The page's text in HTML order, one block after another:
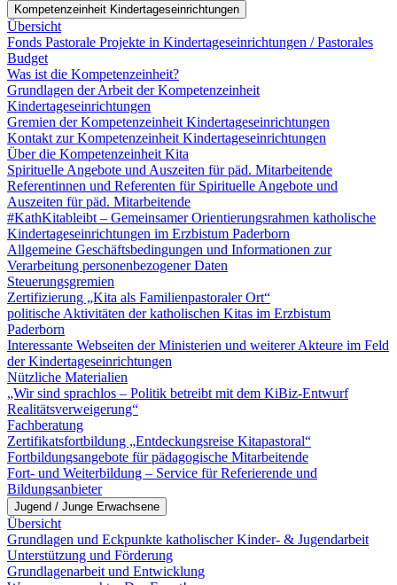
Kompetenzeinheit Kindertageseinrichtungen
Übersicht
Fonds Pastorale Projekte in Kindertageseinrichtungen / Pastorales
Budget
Was ist die Kompetenzeinheit?
Grundlagen der Arbeit der Kompetenzeinheit
Kindertageseinrichtungen
Gremien der Kompetenzeinheit Kindertageseinrichtungen
Kontakt zur Kompetenzeinheit Kindertageseinrichtungen
Über die Kompetenzeinheit Kita
Spirituelle Angebote und Auszeiten für päd. Mitarbeitende
Referentinnen und Referenten für Spirituelle Angebote und
Auszeiten für päd. Mitarbeitende
#KathKitableibt – Gemeinsamer Orientierungsrahmen katholische
Kindertageseinrichtungen im Erzbistum Paderborn
Allgemeine Geschäftsbedingungen und Informationen zur
Verarbeitung personenbezogener Daten
Steuerungsgremien
Zertifizierung „Kita als Familienpastoraler Ort“
politische Aktivitäten der katholischen Kitas im Erzbistum
Paderborn
Interessante Webseiten der Ministerien und weiterer Akteure im Feld
der Kindertageseinrichtungen
Nützliche Materialien
„Wir sind sprachlos – Politik betreibt mit dem KiBiz-Entwurf
Realitätsverweigerung“
Fachberatung
Zertifikatsfortbildung „Entdeckungsreise Kitapastoral“
Fortbildungsangebote für pädagogische Mitarbeitende
Fort- und Weiterbildung – Service für Referierende und
Bildungsanbieter
Jugend / Junge Erwachsene
Übersicht
Grundlagen und Eckpunkte katholischer Kinder- & Jugendarbeit
Unterstützung und Förderung
Grundlagenarbeit und Entwicklung